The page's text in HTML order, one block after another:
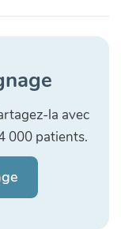
la avec
000 patients.